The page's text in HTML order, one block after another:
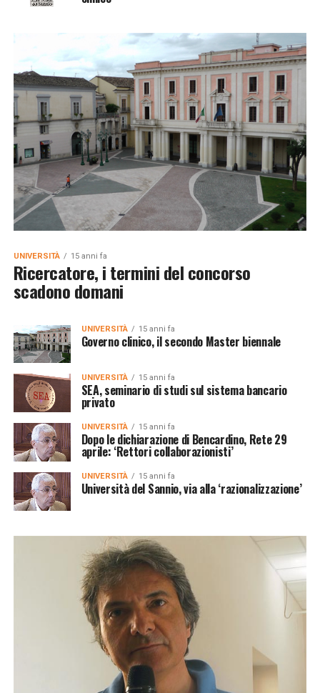
UNIVERSITÀ 15 anni fa
Ricercatore, i termini del concorso
scadono domani
UNIVERSITÀ 15 anni fa
Governo clinico, il secondo Master biennale
UNIVERSITÀ 15 anni fa
SEA, seminario di studi sul sistema bancario
privato
UNIVERSITÀ 15 anni fa
Dopo le dichiarazione di Bencardino, Rete 29
aprile: ‘Rettori collaborazionisti’
UNIVERSITÀ 15 anni fa
Università del Sannio, via alla ‘razionalizzazione’